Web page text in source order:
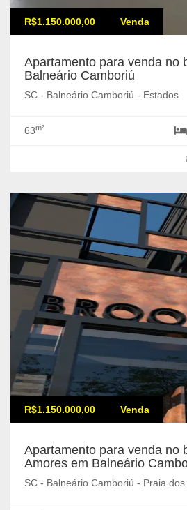
R$1.150.000,00 Venda
Apartamento para venda no
Balneário Camboriú
SC - Balneário Camboriú - Estados
63m²
R$1.150.000,00 Venda
Apartamento para venda no
Amores em Balneário
SC - Balneário Camboriú - Praia dos